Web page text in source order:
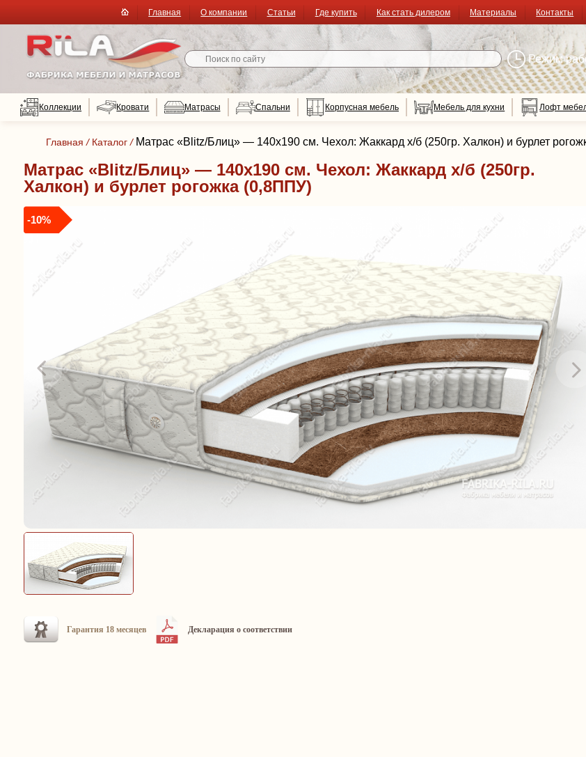
Главная О компании Статьи Где купить Как стать дилером Материалы Контакты
Режим
Коллекции Кровати Матрасы Спальни Корпусная мебель Мебель для кухни Лофт
Главная / Каталог / Матрас «Blitz/Блиц» — 140x190 см. Чехол: Жаккард х/б (250гр. Халкон) и бурлет
Матрас «Blitz/Блиц» — 140x190 см. Чехол: Жаккард х/б (250гр.
Халкон) и бурлет рогожка (0,8ППУ)
-10%
Гарантия 18 месяцев Декларация о соответствии